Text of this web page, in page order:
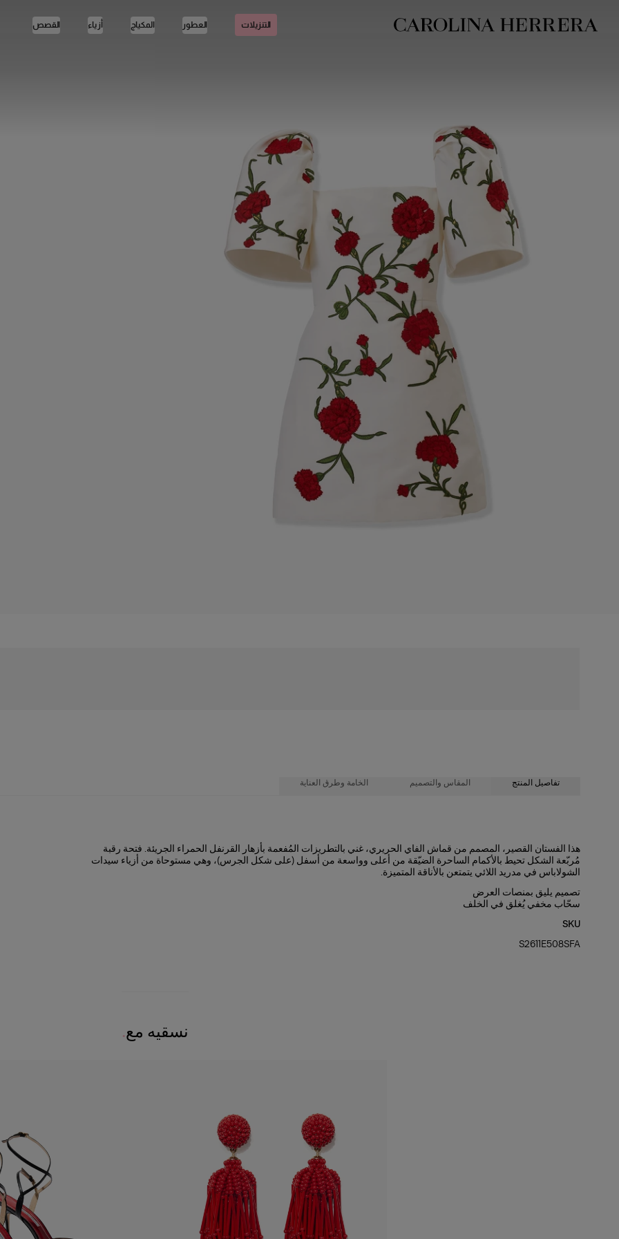
بيان إمكانية الوصول (الرابط)
التنزيلات العطور المكياج أزياء القصص
تفاصيل المنتج المقاس والتصميم الخامة وطرق العناية
هذا الفستان القصير، المصمم من قماش الفاي الحريري، غني بالتطريزات المُفعمة بأزهار القرنفل الحمراء الجريئة. فتحة رقبة
مُربّعة الشكل تحيط بالأكمام الساحرة الضيّقة من أعلى وواسعة من أسفل (على شكل الجرس)، وهي مستوحاة من أزياء سيدات
الشولاباس في مدريد اللائي يتمتعن بالأناقة المتميزة.
تصميم يليق بمنصات العرض
سحّاب مخفي يُغلق في الخلف
SKU
S2611E508SFA
أكمام واسعة، تنورة قصيرة بقصَّة ضيقة من أعلى وواسعة من أسفل
قماش الفاي الحريري بوزن متوسط
طول العارضة 175 سم/ 5 أقدام و7 بوصات، وترتدي المقاس الأمريكي 2
24 بوصة
تعليمات الغسيل
تُنظّف الأجزاء المتسخة فقط بقطعة من القماش
الولايات المتحدة الأمريكية
نسقيه مع